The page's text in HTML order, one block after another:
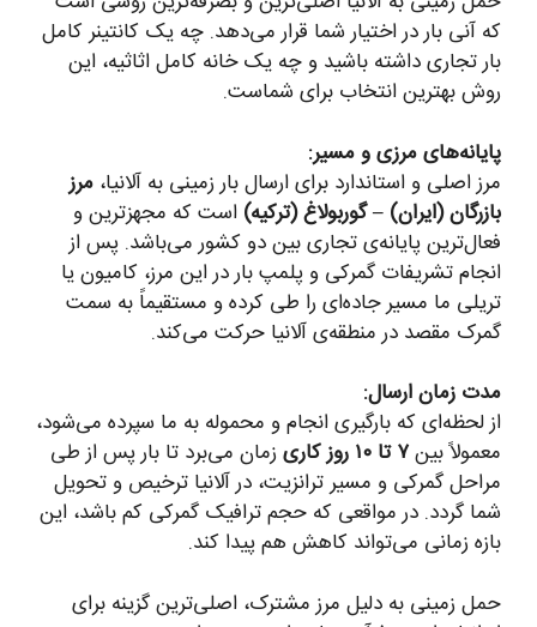
که آنی بار در اختیار شما قرار می‌دهد. چه یک کانتینر کامل
بار تجاری داشته باشید و چه یک خانه کامل اثاثیه، این
روش بهترین انتخاب برای شماست.
پایانه‌های مرزی و مسیر:
مرز اصلی و استاندارد برای ارسال بار زمینی به آلانیا، مرز
بازرگان (ایران) – گوربولاغ (ترکیه) است که مجهزترین و
فعال‌ترین پایانه‌ی تجاری بین دو کشور می‌باشد. پس از
انجام تشریفات گمرکی و پلمپ بار در این مرز، کامیون یا
تریلی ما مسیر جاده‌ای را طی کرده و مستقیماً به سمت
گمرک مقصد در منطقه‌ی آلانیا حرکت می‌کند.
مدت زمان ارسال:
از لحظه‌ای که بارگیری انجام و محموله به ما سپرده می‌شود،
معمولاً بین۷ تا ۱۰ روز کاری
زمان می‌برد تا بار پس از طی
مراحل گمرکی و مسیر ترانزیت، در آلانیا ترخیص و تحویل
شما گردد. در مواقعی که حجم ترافیک گمرکی کم باشد، این
بازه زمانی می‌تواند کاهش هم پیدا کند.
حمل زمینی به دلیل مرز مشترک، اصلی‌ترین گزینه برای